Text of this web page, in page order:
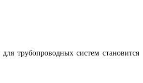
трубопроводных систем становится